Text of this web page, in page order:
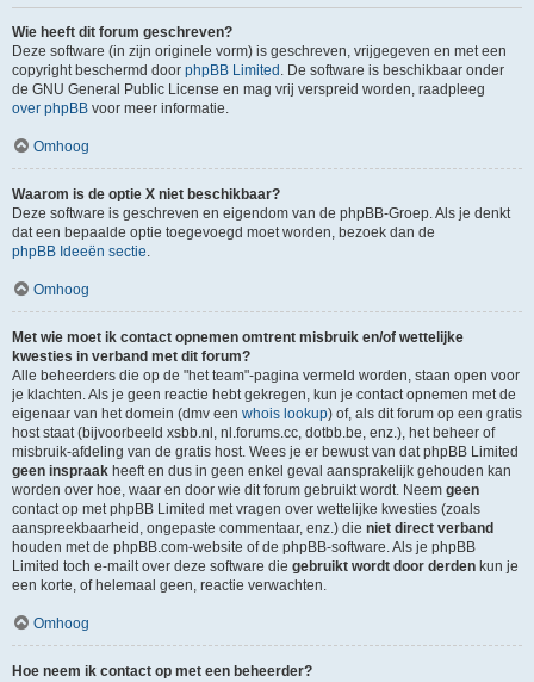
Wie heeft dit forum geschreven?
Deze software (in zijn originele vorm) is geschreven, vrijgegeven en met een
copyright beschermd door phpBB Limited . De software is beschikbaar onder
de GNU General Public License en mag vrij verspreid worden, raadpleeg
over phpBB voor meer informatie.
Omhoog
Waarom is de optie X niet beschikbaar?
Deze software is geschreven en eigendom van de phpBB-Groep. Als je denkt
dat een bepaalde optie toegevoegd moet worden, bezoek dan de
phpBB Ideeën sectie.
Omhoog
Met wie moet ik contact opnemen omtrent misbruik en/of wettelijke
kwesties in verband met dit forum?
Alle beheerders die op de "het team"-pagina vermeld worden, staan open voor
je klachten. Als je geen reactie hebt gekregen, kun je contact opnemen met de
eigenaar van het domein (dmv een whois lookup) of, als dit forum op een gratis
host staat (bijvoorbeeld xsbb.nl, nl.forums.cc, dotbb.be, enz.), het beheer of
misbruik-afdeling van de gratis host. Wees je er bewust van dat phpBB Limited
geen inspraak heeft en dus in geen enkel geval aansprakelijk gehouden kan
worden over hoe, waar en door wie dit forum gebruikt wordt. Neem geen
contact op met phpBB Limited met vragen over wettelijke kwesties (zoals
aanspreekbaarheid, ongepaste commentaar, enz.) die niet direct verband
houden met de phpBB.com-website of de phpBB-software. Als je phpBB
Limited toch e-mailt over deze software die gebruikt wordt door derden kun je
een korte, of helemaal geen, reactie verwachten.
Omhoog
Hoe neem ik contact op met een beheerder?